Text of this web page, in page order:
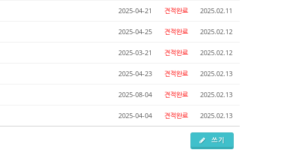
2025-04-21 견적완료 2025.02.11
2025-04-25 견적완료 2025.02.12
2025-03-21 견적완료 2025.02.12
2025-04-23 견적완료 2025.02.13
2025-08-04 견적완료 2025.02.13
2025-04-04 견적완료 2025.02.13
쓰기